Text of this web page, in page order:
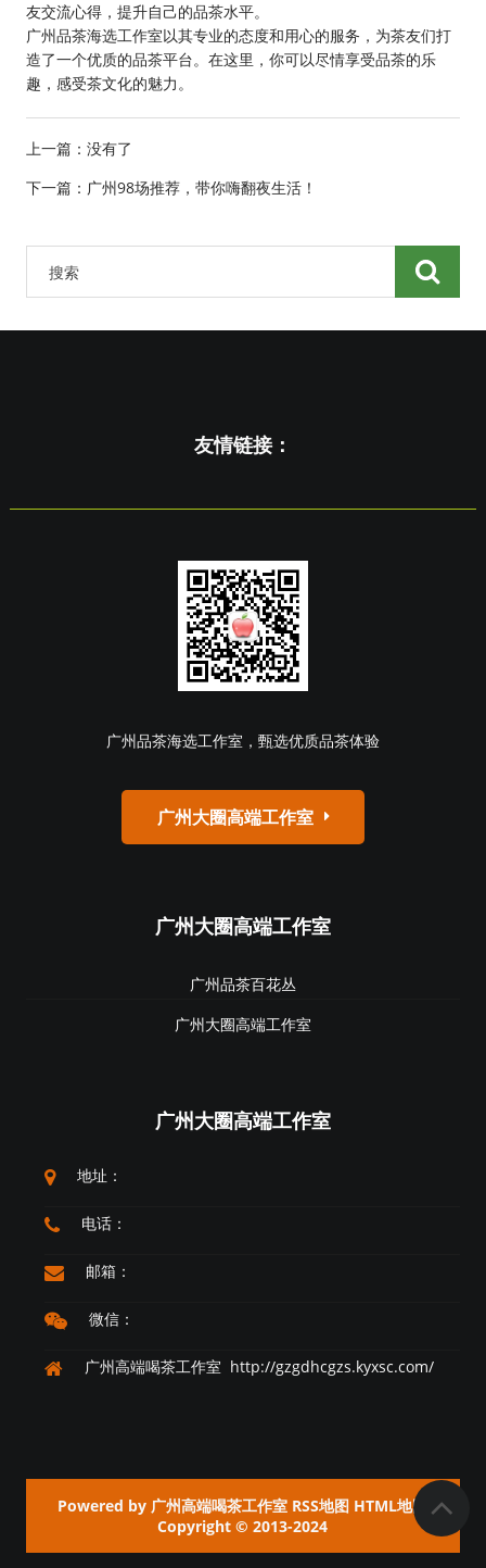
友交流心得，提升自己的品茶水平。
广州品茶海选工作室以其专业的态度和用心的服务，为茶友们打
造了一个优质的品茶平台。在这里，你可以尽情享受品茶的乐
趣，感受茶文化的魅力。
上一篇：没有了
下一篇： 广州98场推荐，带你嗨翻夜生活！
友情链接：
广州品茶海选工作室，甄选优质品茶体验
广州大圈高端工作室
广州大圈高端工作室
广州品茶百花丛
广州大圈高端工作室
广州大圈高端工作室
地址：
电话：
邮箱：
微信：
广州高端喝茶工作室 http://gzgdhcgzs.kyxsc.com/
Powered by 广州高端喝茶工作室 RSS地图 HTML地图
Copyright© 2013-2024